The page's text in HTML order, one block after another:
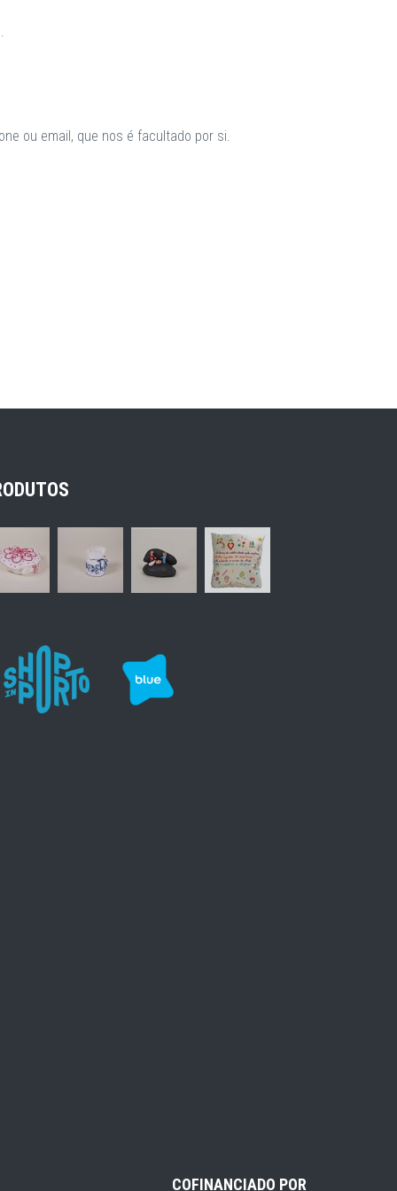
ou email, que nos é facultado por si.
COFINANCIADO POR